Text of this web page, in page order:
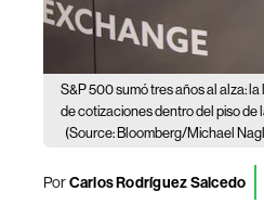
S&P 500 sumó tres años al alza:
de cotizaciones dentro del piso de
(Source: Bloomberg/Michael
PorCarlos Rodríguez Salcedo